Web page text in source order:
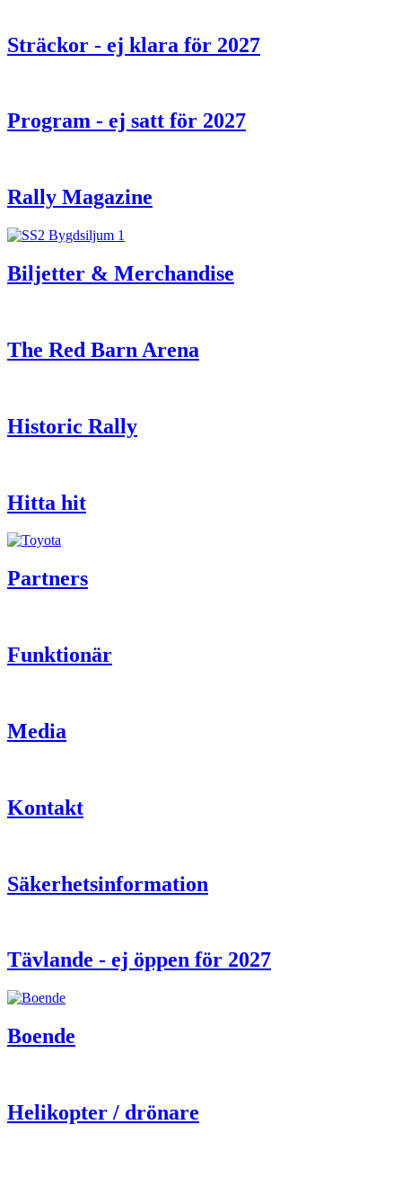
Sträckor - ej klara för 2027
Program - ej satt för 2027
Rally Magazine
Biljetter & Merchandise
The Red Barn Arena
Historic Rally
Hitta hit
Partners
Funktionär
Media
Kontakt
Säkerhetsinformation
Tävlande - ej öppen för 2027
Boende
Helikopter / drönare